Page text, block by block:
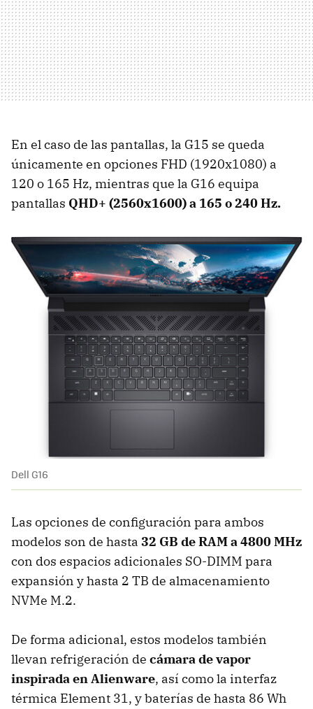
En el caso de las pantallas, la G15 se queda
únicamente en opciones FHD (1920x1080) a
120 o 165 Hz, mientras que la G16 equipa
pantallas QHD+ (2560x1600) a 165 o 240 Hz.
Dell G16
Las opciones de configuración para ambos
modelos son de hasta 32 GB de RAM a 4800 MHz
con dos espacios adicionales SO-DIMM para
expansión y hasta 2 TB de almacenamiento
NVMe M.2.
De forma adicional, estos modelos también
llevan refrigeración de cámara de vapor
inspirada en Alienware, así como la interfaz
térmica Element 31, y baterías de hasta 86 Wh